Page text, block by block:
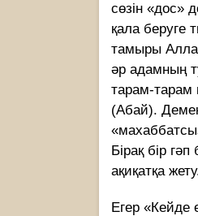
сөзін «дос»
қала беруге
тамыры Алла
әр адамның
тарам-тарам
(Абай).
Бірақ бір
ақиқатқа
Егер «Кейде